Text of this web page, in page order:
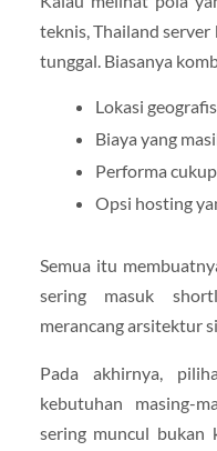
teknis, Thailand
tunggal. Biasanya
Lokasi
Biaya yang
Performa
Opsi hosting
Semua itu
sering masuk
merancang arsitektur
Pada akhirnya,
kebutuhan masing-
sering muncul bukan